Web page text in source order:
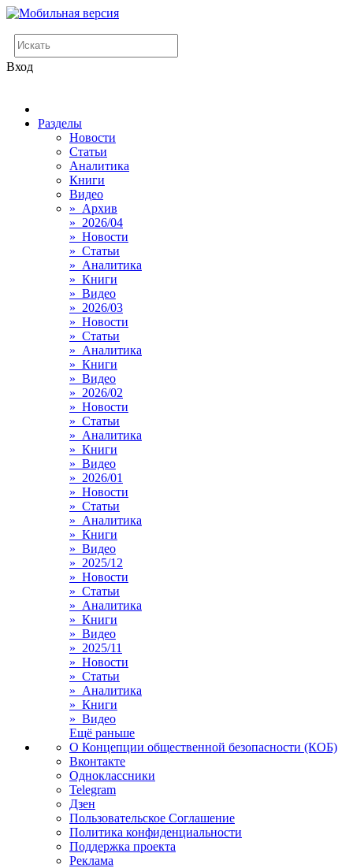
Вход
Разделы
Новости
Статьи
Аналитика
Книги
Видео
» Архив
» 2026/04
» Новости
» Статьи
» Аналитика
» Книги
» Видео
» 2026/03
» Новости
» Статьи
» Аналитика
» Книги
» Видео
» 2026/02
» Новости
» Статьи
» Аналитика
» Книги
» Видео
» 2026/01
» Новости
» Статьи
» Аналитика
» Книги
» Видео
» 2025/12
» Новости
» Статьи
» Аналитика
» Книги
» Видео
» 2025/11
» Новости
» Статьи
» Аналитика
» Книги
» Видео
Ещё раньше
О Концепции общественной безопасности (КОБ)
Вконтакте
Одноклассники
Telegram
Дзен
Пользовательское Соглашение
Политика конфиденциальности
Поддержка проекта
Реклама